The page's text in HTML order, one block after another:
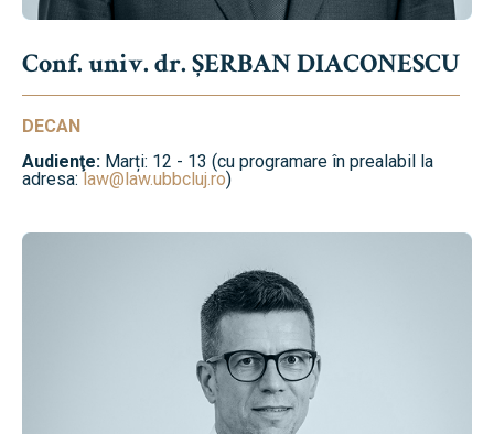
Conf. univ. dr. ȘERBAN DIACONESCU
DECAN
Audienţe: Marți: 12 - 13 (cu programare în prealabil la
adresa:law@law.ubbcluj.ro)